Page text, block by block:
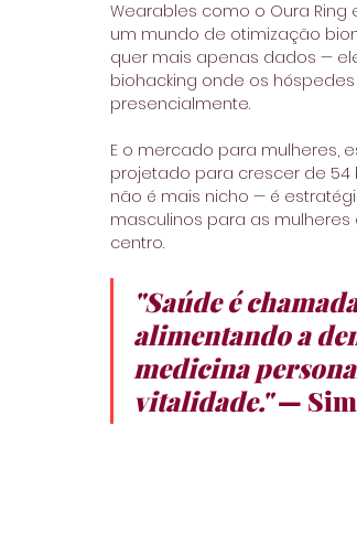
Wearables como o Oura
um mundo de otimização
quer mais apenas dados —
biohacking onde os
presencialmente.
E o mercado para mulheres,
projetado para crescer de 54
não é mais nicho — é
masculinos para as
centro.
"Saúde é
alimentando a
medicina
vitalidade." —